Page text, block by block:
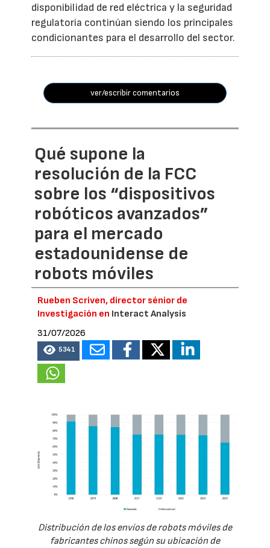
disponibilidad de red eléctrica y la seguridad
regulatoria continúan siendo los principales
condicionantes para el desarrollo del sector.
ver/escribir comentarios
Qué supone la
resolución de la FCC
sobre los “dispositivos
robóticos avanzados”
para el mercado
estadounidense de
robots móviles
Rueben Scriven, director sénior de
Investigación en Interact Analysis
31/07/2026
5341
Distribución de los envíos de robots móviles de
fabricantes chinos según su ubicación de